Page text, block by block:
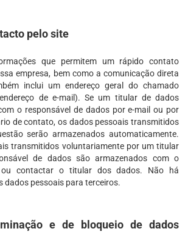
pelo site
que permitem um rápido contato
empresa, bem como a comunicação direta
inclui um endereço geral do chamado
de e-mail). Se um titular de dados
o responsável de dados por e-mail ou por
de contato, os dados pessoais transmitidos
serão armazenados automaticamente.
transmitidos voluntariamente por um titular
de dados são armazenados com o
contactar o titular dos dados. Não há
dados pessoais para terceiros.
e de bloqueio de dados